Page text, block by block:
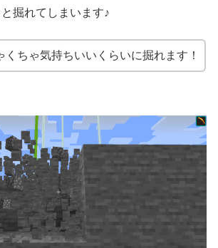
掘れてしまいます♪
くちゃ気持ちいいくらいに掘れます！